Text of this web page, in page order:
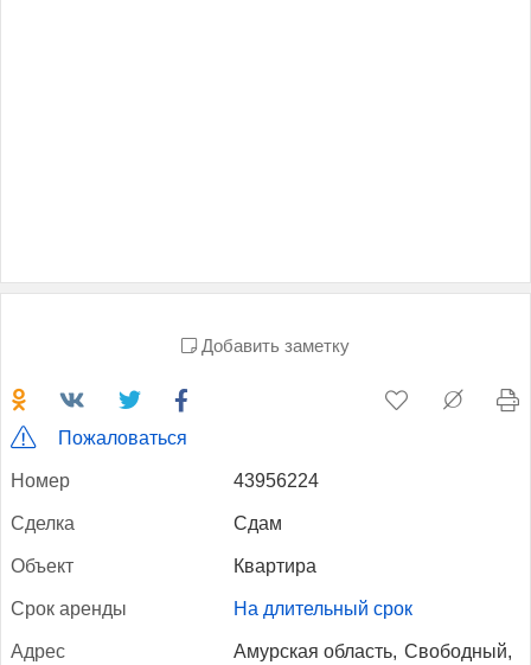
Добавить заметку
Пожаловаться
Но­мер 43956224
Сдел­ка Сдам
Объ­ект Квартира
Срок арен­ды На длительный срок
Ад­рес Амурская область, Свободный,